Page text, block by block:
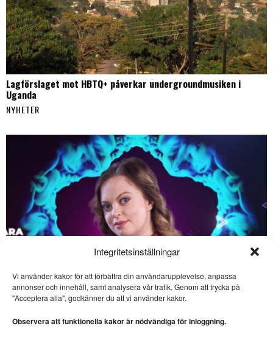
Integritetsinställningar
Vi använder kakor för att förbättra din användarupplevelse, anpassa
annonser och innehåll, samt analysera vår trafik. Genom att trycka på
"Acceptera alla", godkänner du att vi använder kakor.
Observera att funktionella kakor är nödvändiga för inloggning.
Lagförslaget mot HBTQ+ påverkar undergroundmusiken i
Uganda
NYHETER
SE ÄVEN
Liten festival firar 30 år
FILM. Ingela Brovik